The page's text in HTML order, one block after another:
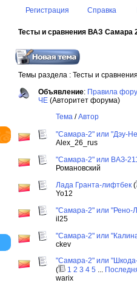
Регистрация Справка
Тесты и сравнения ВАЗ Самара
Темы раздела : Тесты и
Объявление: Правила
ЧЕ (Авторитет форума)
Тема /Автор
"Самара-2" или "Дэу-
Alex_26_rus
"Самара-2" или ВАЗ-
Романовский
Лада Гранта-лифтбек (
Yo12
"Самара-2" или "Рено-
il25
"Самара-2" или
ckev
"Самара-2" или
(
1 2 3 4 5 ...
warix